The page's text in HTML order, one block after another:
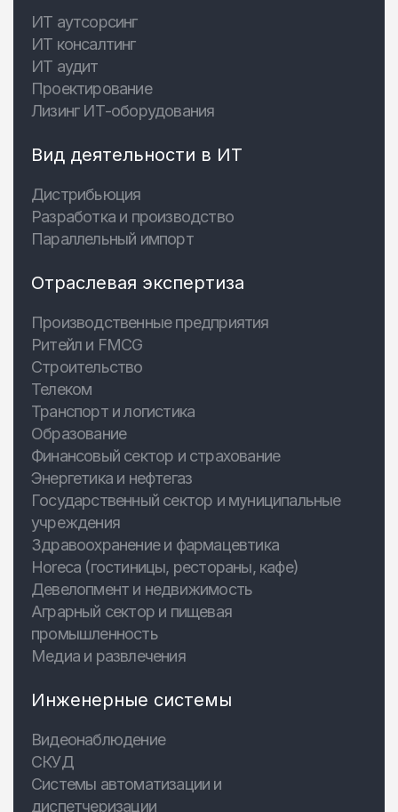
ИТ аутсорсинг
ИТ консалтинг
ИТ аудит
Проектирование
Лизинг ИТ-оборудования
Вид деятельности в ИТ
Дистрибьюция
Разработка и производство
Параллельный импорт
Отраслевая экспертиза
Производственные предприятия
Ритейл и FMCG
Строительство
Телеком
Транспорт и логистика
Образование
Финансовый сектор и страхование
Энергетика и нефтегаз
Государственный сектор и муниципальные
учреждения
Здравоохранение и фармацевтика
Horeca (гостиницы, рестораны, кафе)
Девелопмент и недвижимость
Аграрный сектор и пищевая
промышленность
Медиа и развлечения
Инженерные системы
Видеонаблюдение
СКУД
Системы автоматизации и
диспетчеризации